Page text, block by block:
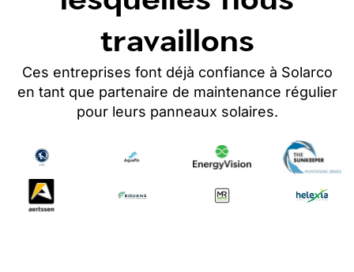
travaillons
Ces entreprises font déjà confiance à Solarco
en tant que partenaire de maintenance régulier
pour leurs panneaux solaires.